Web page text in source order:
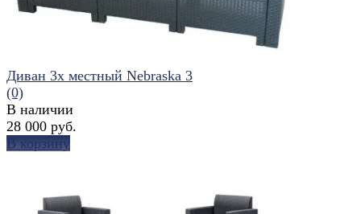
Диван 3х местный Nebraska 3
(0)
В наличии
28 000 руб.
В корзину